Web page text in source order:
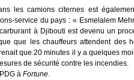
les camions citernes est
service du pays : « Esmelalem
à Djibouti est devenu un
que les chauffeurs attendent des
que 20 minutes il y a quelques
de sécurité contre les incendies.
à Fortune.